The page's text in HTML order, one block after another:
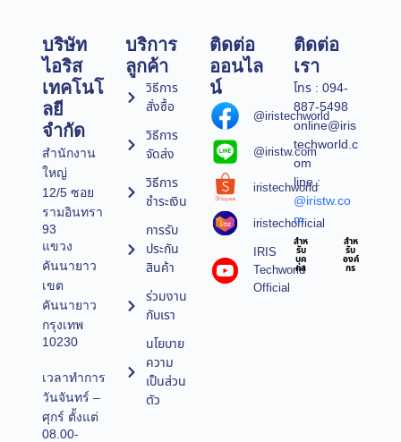
บริษัท
ไอริส
เทคโนโ
ลยี
จำกัด
สำนักงาน
ใหญ่
12/5 ซอย
รามอินทรา
93
แขวง
คันนายาว
เขต
คันนายาว
กรุงเทพ
10230
เวลาทำการ
วันจันทร์ –
ศุกร์ ตั้งแต่
08.00-
บริการ
ลูกค้า
วิธีการ
สั่งซื้อ
วิธีการ
จัดส่ง
วิธีการ
ชำระเงิน
การรับ
ประกัน
สินค้า
ร่วมงาน
กับเรา
นโยบาย
ความ
เป็นส่วน
ตัว
ติดต่อ
ออนไล
น์
@iristechworld
@iristw.com
iristechworld
iristechofficial
IRIS
Techworld
Official
ติดต่อ
เรา
โทร : 094-
887-5498
online@iris
techworld.c
om
line :
@iristw.co
m
สำห
รับ
บุค
คล
สำห
รับ
องค์
กร